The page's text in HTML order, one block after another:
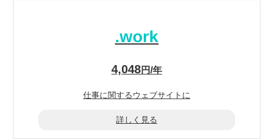
.work
4,048円/年
仕事に関するウェブサイトに
詳しく見る